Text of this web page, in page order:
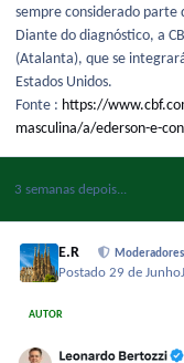
sempre considerado parte
Diante do diagnóstico, a
(Atalanta), que se
Estados Unidos.
Fonte : https://
masculina/a/ederson-e-
3 semanas depois...
E.R
Postado29 de Junho
AUTOR